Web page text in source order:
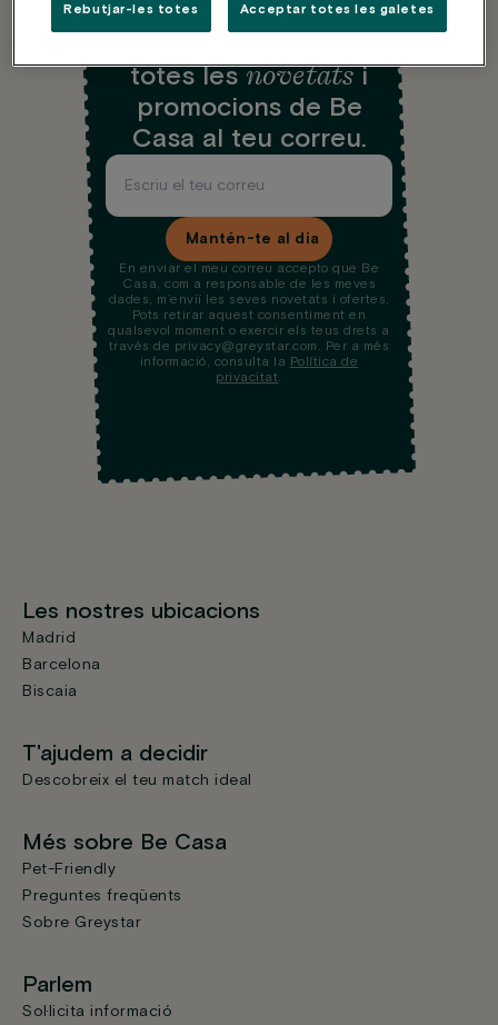
Rep la nostraNewsletter
Mantén-te al dia amb
totes lesnovetatsi
promocions de Be
Casa al teu correu.
Mantén-te al dia
En enviar el meu correu accepto que Be
Casa, com a responsable de les meves
dades, m’enviï les seves novetats i ofertes.
Pots retirar aquest consentiment en
qualsevol moment o exercir els teus drets a
través de privacy@greystar.com. Per a més
informació, consulta la Política de
privacitat.
Les nostres ubicacions
Madrid
Barcelona
Biscaia
T'ajudem a decidir
Descobreix el teu match ideal
Més sobre Be Casa
Pet-Friendly
Preguntes freqüents
Sobre Greystar
Parlem
Sol·licita informació
Rebutjar-les totes Acceptar totes les galetes